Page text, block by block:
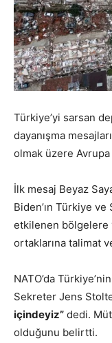
Türkiye’yi sarsan
dayanışma
olmak üzere
İlk mesaj Beyaz
Biden’ın Türkiye
etkilenen bölgelere
ortaklarına talimat
NATO’da
Sekreter Jens
içindeyiz” dedi.
olduğunu belirtti.